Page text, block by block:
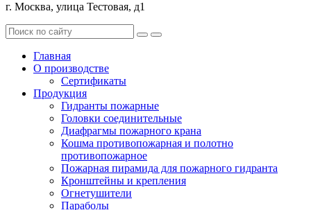
г. Москва, улица Тестовая, д1
Главная
О производстве
Сертификаты
Продукция
Гидранты пожарные
Головки соединительные
Диафрагмы пожарного крана
Кошма противопожарная и полотно
противопожарное
Пожарная пирамида для пожарного гидранта
Кронштейны и крепления
Огнетушители
Параболы